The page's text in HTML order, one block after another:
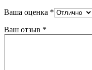
Ваша оценка *
Ваш отзыв *